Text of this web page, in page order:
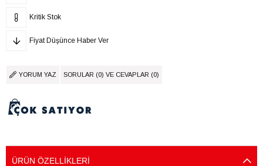
Kritik Stok
Fiyat Düşünce Haber Ver
YORUM YAZ SORULAR (0) VE CEVAPLAR (0)
ÜRÜN ÖZELLIKLERI